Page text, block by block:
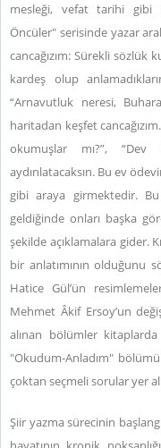
mesleği, vefat tarihi gibi
Öncüler" serisinde yazar
cancağızım: Sürekli sözlük
kardeş olup
“Arnavutluk neresi,
haritadan keşfet
okumuşlar mı?”,
aydınlatacaksın. Bu ev
gibi araya girmektedir.
geldiğinde onları başka
şekilde açıklamalara gider.
bir anlatımının olduğunu
Hatice Gül’ün
Mehmet Âkif Ersoy’un
alınan bölümler
"Okudum-Anladım"
çoktan seçmeli sorular yer
Şiir yazma sürecinin